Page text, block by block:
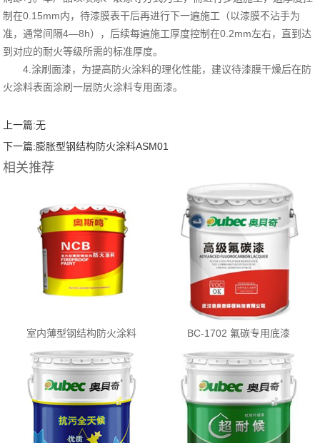
制在0.15mm内，待漆膜表干后再进行下一遍施工（以漆膜不沾手为
准，通常间隔4—8h），后续每遍施工厚度控制在0.2mm左右，直到达
到对应的耐火等级所需的标准厚度。
4.涂刷面漆，为提高防火涂料的理化性能，建议待漆膜干燥后在防
火涂料表面涂刷一层防火涂料专用面漆。
上一篇:无
下一篇:膨胀型钢结构防火涂料ASM01
相关推荐
室内薄型钢结构防火涂料 BC-1702 氟碳专用底漆